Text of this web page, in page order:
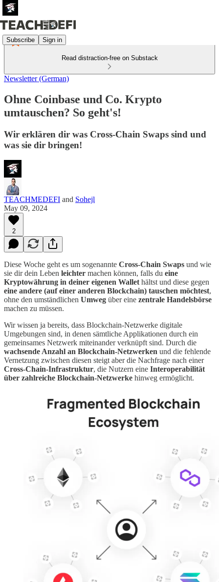
Subscribe Sign in
Read distraction-free on Substack
Newsletter (German)
Ohne Coinbase und Co. Krypto
umtauschen? So geht's!
Wir erklären dir was Cross-Chain Swaps sind und
was sie dir bringen!
TEACHMEDEFI and Sohejl
May 09, 2024
2
Diese Woche geht es um sogenannte Cross-Chain Swaps und wie
sie dir dein Leben leichter machen können, falls du eine
Kryptowährung in deiner eigenen Wallet hältst und diese gegen
eine andere (auf einer anderen Blockchain) tauschen möchtest,
ohne den umständlichen Umweg über eine zentrale Handelsbörse
machen zu müssen.
Wir wissen ja bereits, dass Blockchain-Netzwerke digitale
Umgebungen sind, in denen sämtliche Applikationen durch ein
gemeinsames Netzwerk miteinander verknüpft sind. Durch die
wachsende Anzahl an Blockchain-Netzwerken und die fehlende
Vernetzung zwischen diesen steigt aber die Nachfrage nach einer
Cross-Chain-Infrastruktur, die Nutzern eine Interoperabilität
über zahlreiche Blockchain-Netzwerke hinweg ermöglicht.